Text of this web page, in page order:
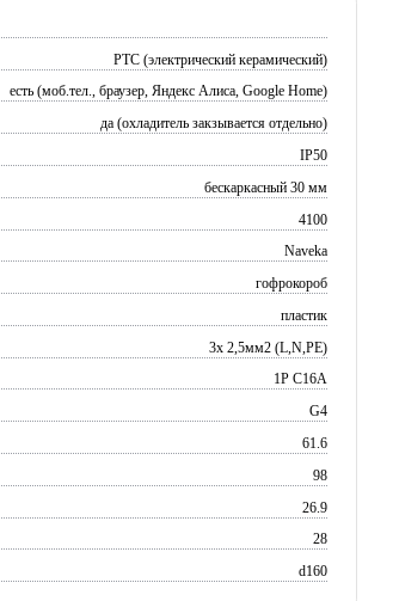
PTC (электрический керамический)
есть (моб.тел., браузер, Яндекс Алиса, Google Home)
да (охладитель закзывается отдельно)
IP50
бескаркасный 30 мм
4100
Naveka
гофрокороб
пластик
3х 2,5мм2 (L,N,PE)
1P C16A
G4
61.6
98
26.9
28
d160